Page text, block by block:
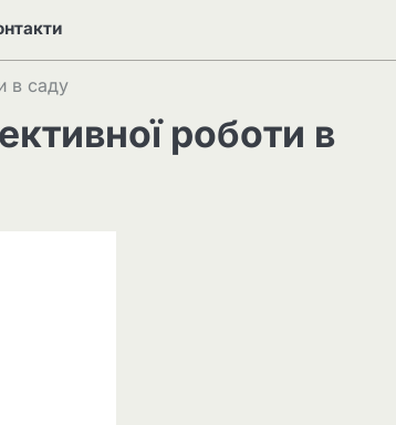
в саду
роботи в